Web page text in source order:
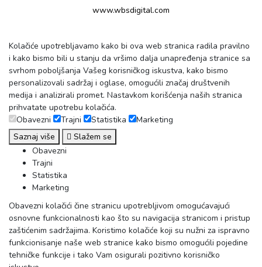
www.wbsdigital.com
Kolačiće upotrebljavamo kako bi ova web stranica radila pravilno
i kako bismo bili u stanju da vršimo dalja unapređenja stranice sa
svrhom poboljšanja Vašeg korisničkog iskustva, kako bismo
personalizovali sadržaj i oglase, omogućili značaj društvenih
medija i analizirali promet. Nastavkom korišćenja naših stranica
prihvatate upotrebu kolačića.
Obavezni
Trajni Statistika
Marketing
Saznaj više
Slažem se
Obavezni
Trajni
Statistika
Marketing
Obavezni kolačići čine stranicu upotrebljivom omogućavajući
osnovne funkcionalnosti kao što su navigacija stranicom i pristup
zaštićenim sadržajima. Koristimo kolačiće koji su nužni za ispravno
funkcionisanje naše web stranice kako bismo omogućili pojedine
tehničke funkcije i tako Vam osigurali pozitivno korisničko